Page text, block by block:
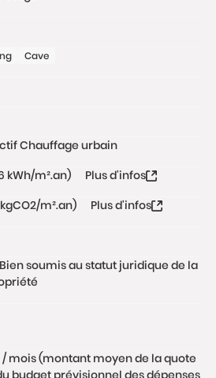
le hall de l'immeuble
de 10 minutes à pied, au prix
: 782 €/mois (incluant le
et les services de la
€.
résidentiel très prisé,
d’un environnement
des commerces, des
pour un appartement
Cave
Chauffage urbain
kWh/m².an)
Plus d'infos
m².an)
Plus d'infos
soumis au statut juridique de la
/ mois (montant moyen de la quote
budget prévisionnel des dépenses